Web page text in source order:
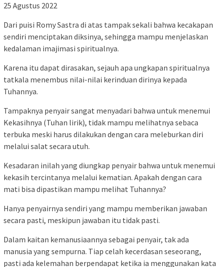
25 Agustus 2022
Dari puisi Romy Sastra di atas tampak sekali bahwa kecakapan
sendiri menciptakan diksinya, sehingga mampu menjelaskan
kedalaman imajimasi spiritualnya.
Karena itu dapat dirasakan, sejauh apa ungkapan spiritualnya
tatkala menembus nilai-nilai kerinduan dirinya kepada
Tuhannya.
Tampaknya penyair sangat menyadari bahwa untuk menemui
Kekasihnya (Tuhan lirik), tidak mampu melihatnya sebaca
terbuka meski harus dilakukan dengan cara meleburkan diri
melalui salat secara utuh.
Kesadaran inilah yang diungkap penyair bahwa untuk menemui
kekasih tercintanya melalui kematian. Apakah dengan cara
mati bisa dipastikan mampu melihat Tuhannya?
Hanya penyairnya sendiri yang mampu memberikan jawaban
secara pasti, meskipun jawaban itu tidak pasti.
Dalam kaitan kemanusiaannya sebagai penyair, tak ada
manusia yang sempurna. Tiap celah kecerdasan seseorang,
pasti ada kelemahan berpendapat ketika ia menggunakan kata